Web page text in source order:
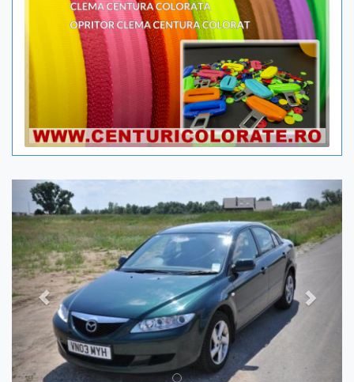
Previous Next